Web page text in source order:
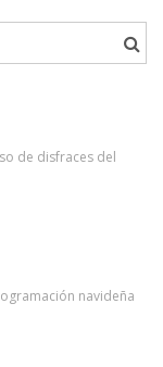
de disfraces del
navideña